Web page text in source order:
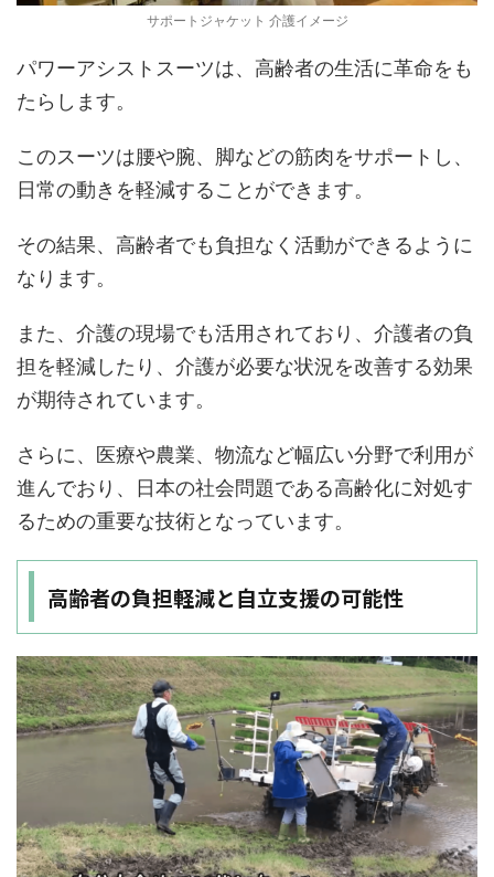
サポートジャケット 介護イメージ
パワーアシストスーツは、高齢者の生活に革命をも
たらします。
このスーツは腰や腕、脚などの筋肉をサポートし、
日常の動きを軽減することができます。
その結果、高齢者でも負担なく活動ができるように
なります。
また、介護の現場でも活用されており、介護者の負
担を軽減したり、介護が必要な状況を改善する効果
が期待されています。
さらに、医療や農業、物流など幅広い分野で利用が
進んでおり、日本の社会問題である高齢化に対処す
るための重要な技術となっています。
高齢者の負担軽減と自立支援の可能性